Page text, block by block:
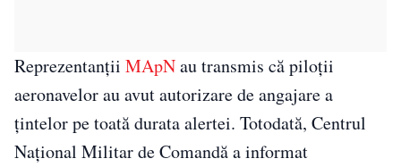
Reprezentanţii MApNau transmis că piloţii
aeronavelor au avut autorizare de angajare a
ţintelor pe toată durata alertei. Totodată, Centrul
Naţional Militar de Comandă a informat